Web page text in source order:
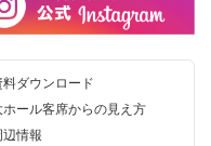
料ダウンロード
ホール客席からの見え方
辺情報